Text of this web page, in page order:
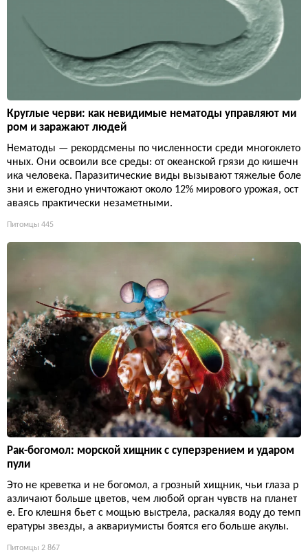
Круглые черви: как невидимые нематоды управляют ми
ром и заражают людей
Нематоды — рекордсмены по численности среди многоклето
чных. Они освоили все среды: от океанской грязи до кишечн
ика человека. Паразитические виды вызывают тяжелые боле
зни и ежегодно уничтожают около 12% мирового урожая, ост
аваясь практически незаметными.
Питомцы 445
Рак-богомол: морской хищник с суперзрением и ударом
пули
Это не креветка и не богомол, а грозный хищник, чьи глаза р
азличают больше цветов, чем любой орган чувств на планет
е. Его клешня бьет с мощью выстрела, раскаляя воду до темп
ературы звезды, а аквариумисты боятся его больше акулы.
Питомцы 2 867